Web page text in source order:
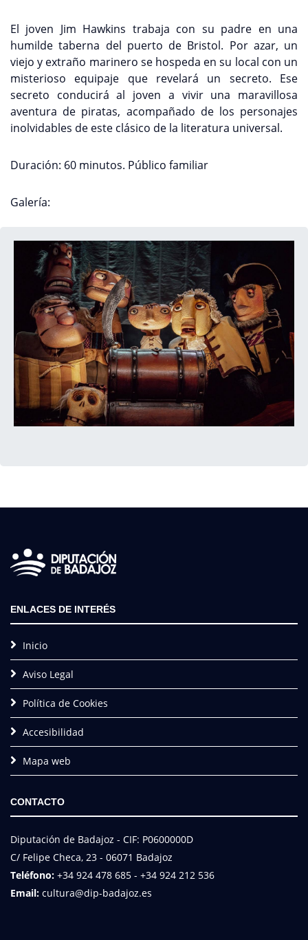
El joven Jim Hawkins trabaja con su padre en una
humilde taberna del puerto de Bristol. Por azar, un
viejo y extraño marinero se hospeda en su local con un
misterioso equipaje que revelará un secreto. Ese
secreto conducirá al joven a vivir una maravillosa
aventura de piratas, acompañado de los personajes
inolvidables de este clásico de la literatura universal.
Duración: 60 minutos. Público familiar
Galería:
ENLACES DE INTERÉS
Inicio
Aviso Legal
Política de Cookies
Accesibilidad
Mapa web
CONTACTO
Diputación de Badajoz - CIF: P0600000D
C/ Felipe Checa, 23 - 06071 Badajoz
Teléfono: +34 924 478 685 - +34 924 212 536
Email: cultura@dip-badajoz.es